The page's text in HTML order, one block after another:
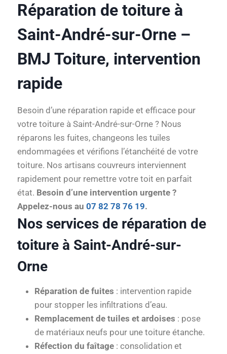
Réparation de toiture à
Saint-André-sur-Orne –
BMJ Toiture, intervention
rapide
Besoin d’une réparation rapide et efficace pour
votre toiture à Saint-André-sur-Orne ? Nous
réparons les fuites, changeons les tuiles
endommagées et vérifions l’étanchéité de votre
toiture. Nos artisans couvreurs interviennent
rapidement pour remettre votre toit en parfait
état. Besoin d’une intervention urgente ?
Appelez-nous au 07 82 78 76 19.
Nos services de réparation de
toiture à Saint-André-sur-
Orne
Réparation de fuites : intervention rapide
pour stopper les infiltrations d’eau.
Remplacement de tuiles et ardoises : pose
de matériaux neufs pour une toiture étanche.
Réfection du faîtage : consolidation et